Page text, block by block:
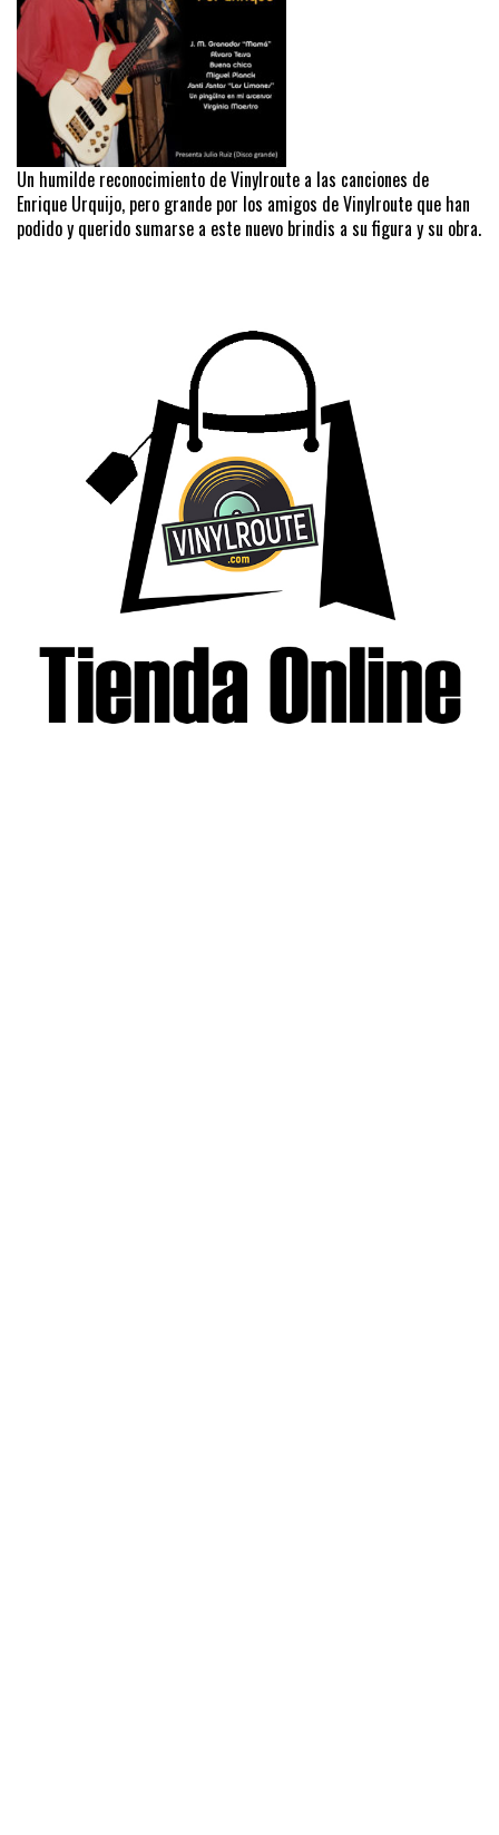
Un humilde reconocimiento de Vinylroute a las canciones de
Enrique Urquijo, pero grande por los amigos de Vinylroute que han
podido y querido sumarse a este nuevo brindis a su figura y su obra.